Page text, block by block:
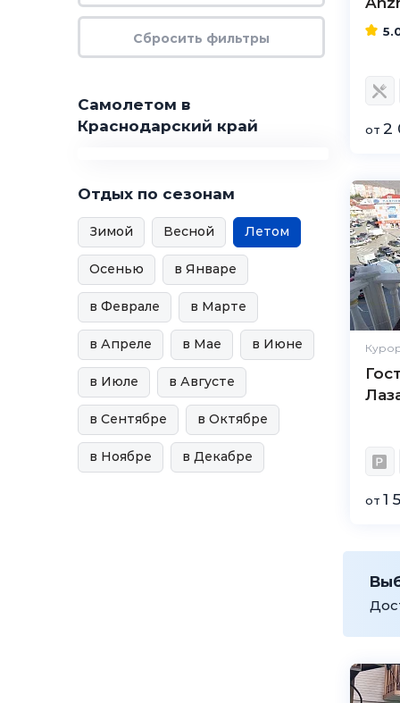
Самолетом в
Краснодарский край
Отдых по сезонам
Зимой Весной Летом
Осенью в Январе
в Феврале в Марте
в Апреле в Мае в Июне
в Июле в Августе
в Сентябре в Октябре
в Ноябре в Декабре
от 2
от 1